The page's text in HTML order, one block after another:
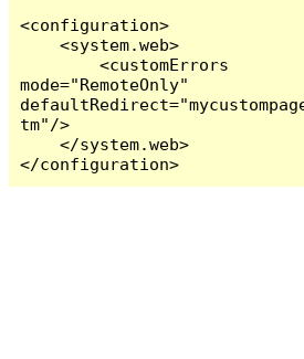
<configuration>
    <system.web>
        <customErrors
mode="RemoteOnly"
tm"/>
    </system.web>
</configuration>